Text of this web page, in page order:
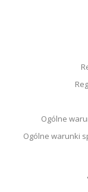
Ogólne
Ogólne warunki